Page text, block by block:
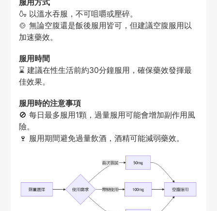
服用方式
🍶 以溫水吞服，不可咀嚼或壓碎。
🍲 無論空腹還是飯後服用皆可，但建議空腹服用以
加速藥效。
服用時間
⌛ 建議在性生活前約30分鐘服用，確保藥效發揮最
佳效果。
服用時的注意事項
🚫 每日最多服用1顆，過量服用可能會增加副作用風
險。
🍷 服用期間避免過量飲酒，酒精可能減弱藥效。